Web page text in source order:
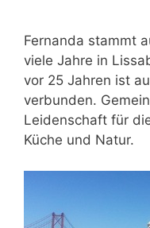
Fernanda stammt
viele Jahre in
vor 25 Jahren ist
verbunden.
Leidenschaft für
Küche und Natur.